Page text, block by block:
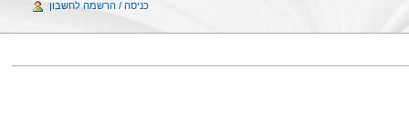
כניסה / הרשמה לחשבון